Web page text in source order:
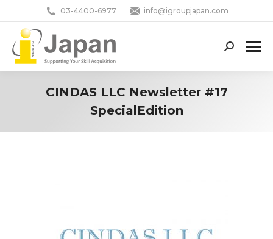
03-4400-6977 info@igroupjapan.com
Search:
CINDAS LLC Newsletter #17
SpecialEdition